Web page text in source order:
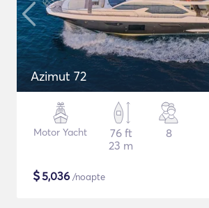
Azimut 72
Motor Yacht
76 ft
23 m
8
$5,036 /noapte